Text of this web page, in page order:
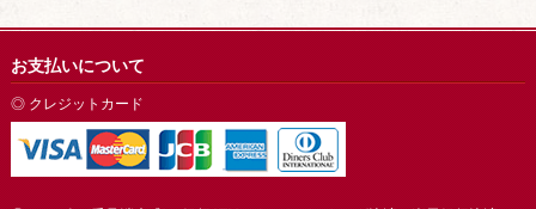
お支払いについて
◎ クレジットカード